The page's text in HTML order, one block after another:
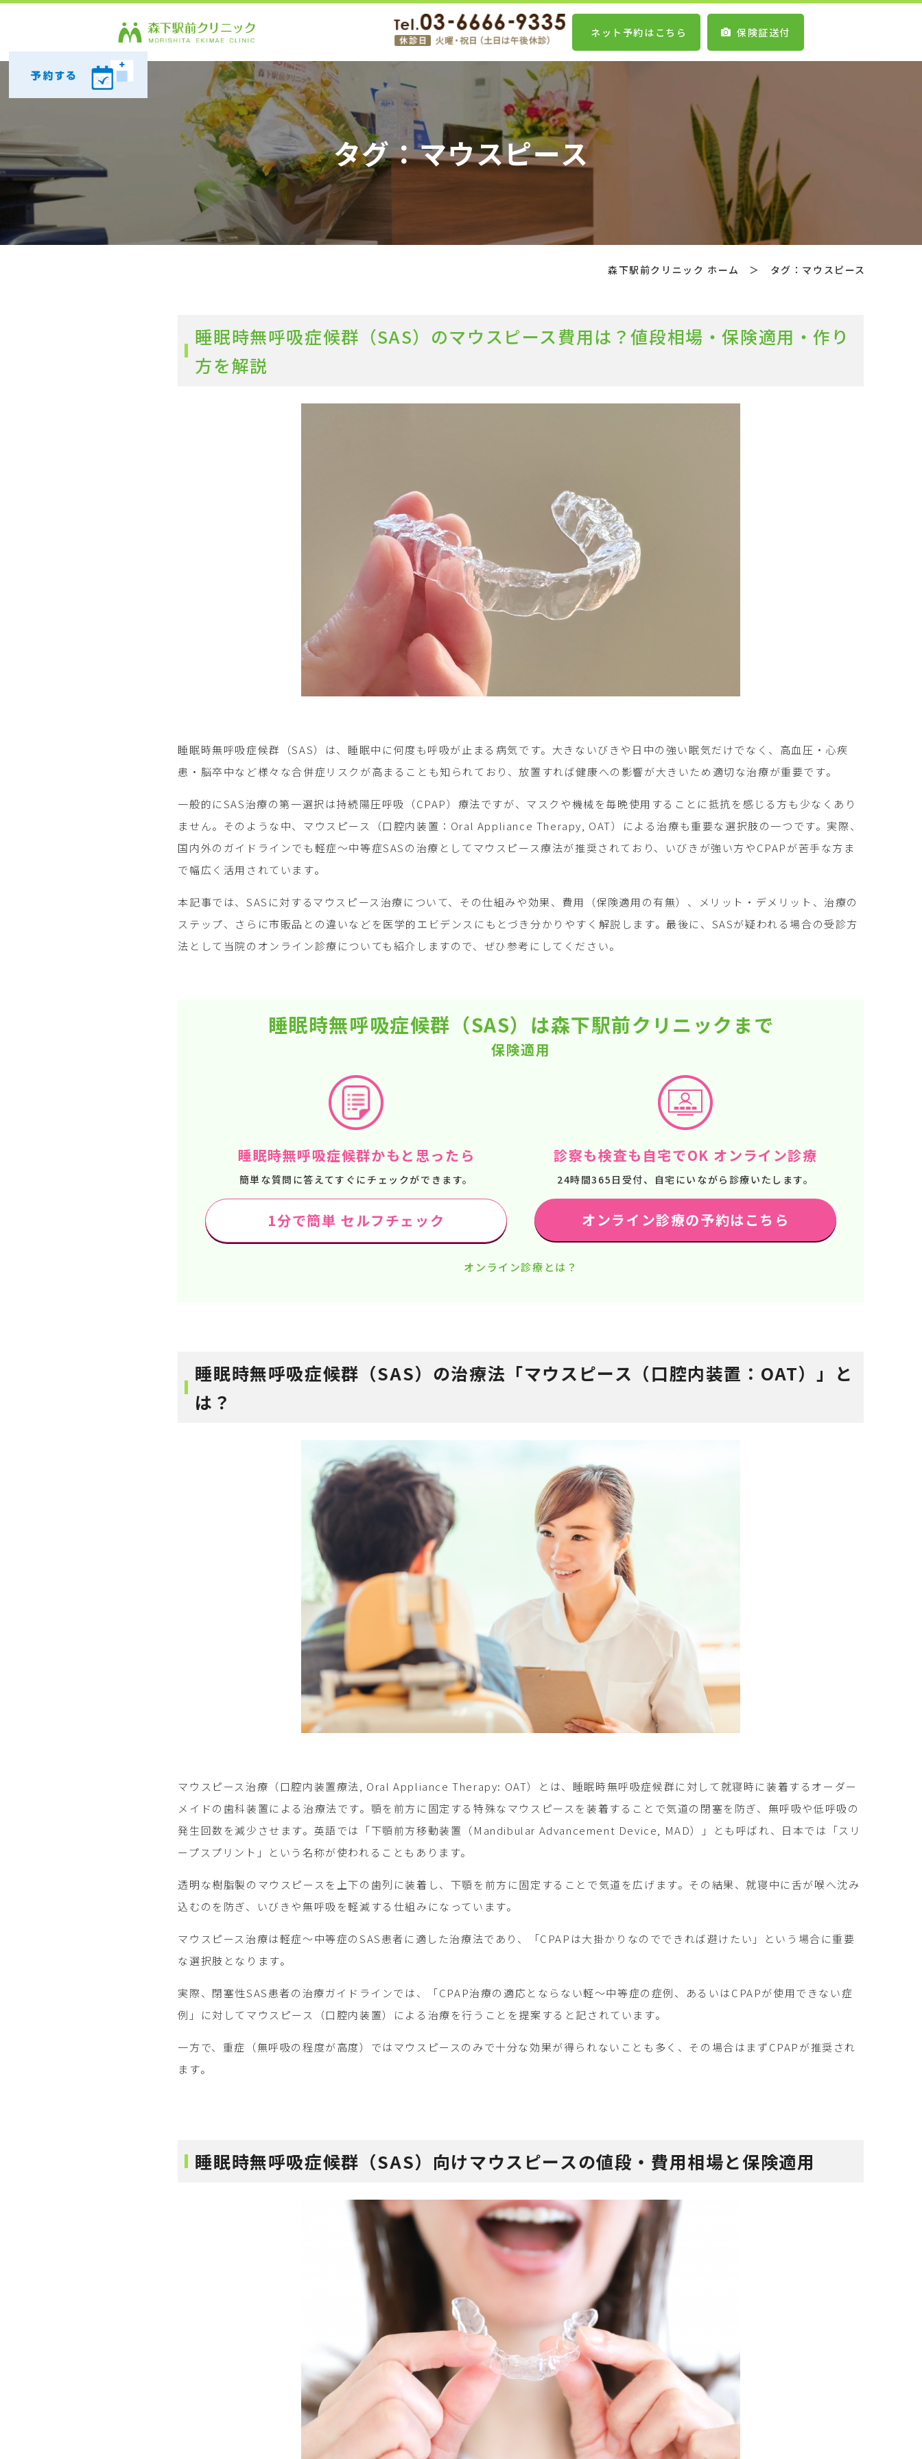
ネット予約はこちら 保険証送付
タグ：マウスピース
森下駅前クリニック ホーム ＞ タグ：マウスピース
睡眠時無呼吸症候群（SAS）のマウスピース費用は？値段相場・保険適用・作り
方を解説
睡眠時無呼吸症候群（SAS）は、睡眠中に何度も呼吸が止まる病気です。大きないびきや日中の強い眠気だけでなく、高血圧・心疾
患・脳卒中など様々な合併症リスクが高まることも知られており、放置すれば健康への影響が大きいため適切な治療が重要です。
一般的にSAS治療の第一選択は持続陽圧呼吸（CPAP）療法ですが、マスクや機械を毎晩使用することに抵抗を感じる方も少なくあり
ません。そのような中、マウスピース（口腔内装置：Oral Appliance Therapy, OAT）による治療も重要な選択肢の一つです。実際、
国内外のガイドラインでも軽症～中等症SASの治療としてマウスピース療法が推奨されており、いびきが強い方やCPAPが苦手な方ま
で幅広く活用されています。
本記事では、SASに対するマウスピース治療について、その仕組みや効果、費用（保険適用の有無）、メリット・デメリット、治療の
ステップ、さらに市販品との違いなどを医学的エビデンスにもとづき分かりやすく解説します。最後に、SASが疑われる場合の受診方
法として当院のオンライン診療についても紹介しますので、ぜひ参考にしてください。
睡眠時無呼吸症候群（SAS）は森下駅前クリニックまで
保険適用
睡眠時無呼吸症候群かもと思ったら
簡単な質問に答えてすぐにチェックができます。
1分で簡単 セルフチェック
診察も検査も自宅でOK オンライン診療
24時間365日受付、自宅にいながら診療いたします。
オンライン診療の予約はこちら
オンライン診療とは？
睡眠時無呼吸症候群（SAS）の治療法「マウスピース（口腔内装置：OAT）」と
は？
マウスピース治療（口腔内装置療法, Oral Appliance Therapy: OAT）とは、睡眠時無呼吸症候群に対して就寝時に装着するオーダー
メイドの歯科装置による治療法です。顎を前方に固定する特殊なマウスピースを装着することで気道の閉塞を防ぎ、無呼吸や低呼吸の
発生回数を減少させます。英語では「下顎前方移動装置（Mandibular Advancement Device, MAD）」とも呼ばれ、日本では「スリ
ープスプリント」という名称が使われることもあります。
透明な樹脂製のマウスピースを上下の歯列に装着し、下顎を前方に固定することで気道を広げます。その結果、就寝中に舌が喉へ沈み
込むのを防ぎ、いびきや無呼吸を軽減する仕組みになっています。
マウスピース治療は軽症～中等症のSAS患者に適した治療法であり、「CPAPは大掛かりなのでできれば避けたい」という場合に重要
な選択肢となります。
実際、閉塞性SAS患者の治療ガイドラインでは、「CPAP治療の適応とならない軽～中等症の症例、あるいはCPAPが使用できない症
例」に対してマウスピース（口腔内装置）による治療を行うことを提案すると記されています。
一方で、重症（無呼吸の程度が高度）ではマウスピースのみで十分な効果が得られないことも多く、その場合はまずCPAPが推奨され
ます。
睡眠時無呼吸症候群（SAS）向けマウスピースの値段・費用相場と保険適用